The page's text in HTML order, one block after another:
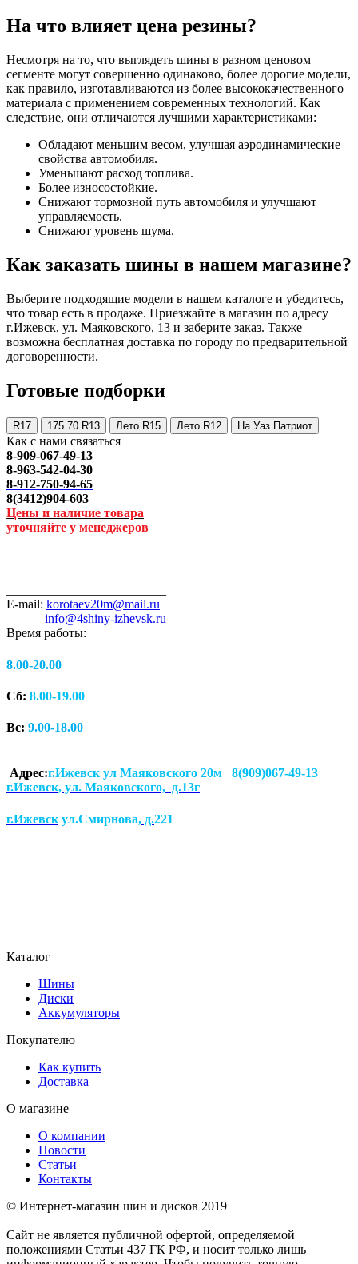
На что влияет цена резины?
Несмотря на то, что выглядеть шины в разном ценовом
сегменте могут совершенно одинаково, более дорогие модели,
как правило, изготавливаются из более высококачественного
материала с применением современных технологий. Как
следствие, они отличаются лучшими характеристиками:
Обладают меньшим весом, улучшая аэродинамические
свойства автомобиля.
Уменьшают расход топлива.
Более износостойкие.
Снижают тормозной путь автомобиля и улучшают
управляемость.
Снижают уровень шума.
Как заказать шины в нашем магазине?
Выберите подходящие модели в нашем каталоге и убедитесь,
что товар есть в продаже. Приезжайте в магазин по адресу
г.Ижевск, ул. Маяковского, 13 и заберите заказ. Также
возможна бесплатная доставка по городу по предварительной
договоренности.
Готовые подборки
R17 175 70 R13 Лето R15 Лето R12 На Уаз Патриот
Как с нами связаться
8-909-067-49-13
8-963-542-04-30
8-912-750-94-65
8(3412)904-603
Цены и наличие товара
уточняйте у менеджеров
E-mail: korotaev20m@mail.ru
info@4shiny-izhevsk.ru
Время работы:
8.00-20.00
Сб: 8.00-19.00
Вс: 9.00-18.00
Адрес:г.Ижевск ул Маяковского 20м 8(909)067-49-13
г.Ижевск, ул. Маяковского, д.13г
г.Ижевск ул.Смирнова, д.221
Каталог
Шины
Диски
Аккумуляторы
Покупателю
Как купить
Доставка
О магазине
О компании
Новости
Статьи
Контакты
© Интернет-магазин шин и дисков 2019
Сайт не является публичной офертой, определяемой
положениями Статьи 437 ГК РФ, и носит только лишь